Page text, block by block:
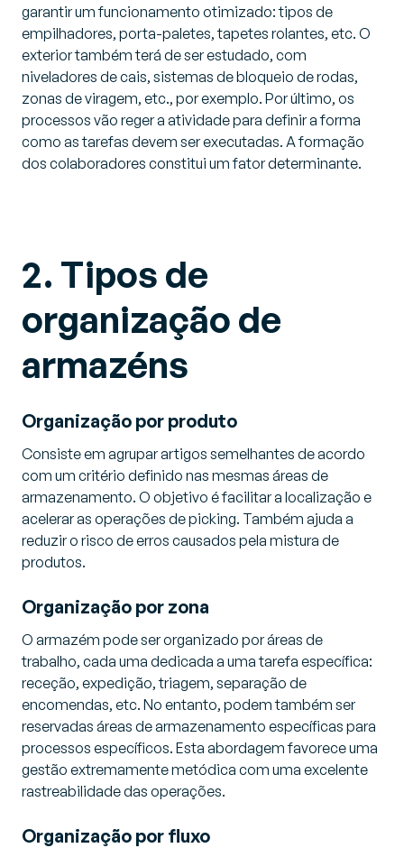
garantir um funcionamento otimizado: tipos de
empilhadores, porta-paletes, tapetes rolantes, etc. O
exterior também terá de ser estudado, com
niveladores de cais, sistemas de bloqueio de rodas,
zonas de viragem, etc., por exemplo. Por último, os
processos vão reger a atividade para definir a forma
como as tarefas devem ser executadas. A formação
dos colaboradores constitui um fator determinante.
2. Tipos de
organização de
armazéns
Organização por produto
Consiste em agrupar artigos semelhantes de acordo
com um critério definido nas mesmas áreas de
armazenamento. O objetivo é facilitar a localização e
acelerar as operações de picking. Também ajuda a
reduzir o risco de erros causados pela mistura de
produtos.
Organização por zona
O armazém pode ser organizado por áreas de
trabalho, cada uma dedicada a uma tarefa específica:
receção, expedição, triagem, separação de
encomendas, etc. No entanto, podem também ser
reservadas áreas de armazenamento específicas para
processos específicos. Esta abordagem favorece uma
gestão extremamente metódica com uma excelente
rastreabilidade das operações.
Organização por fluxo